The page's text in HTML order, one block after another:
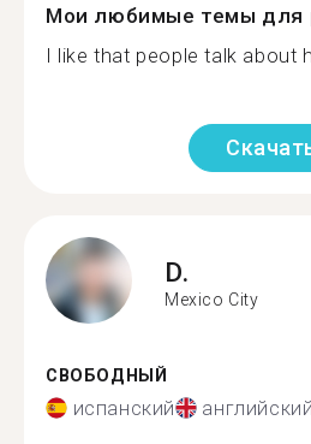
Мои любимые темы для
I like that people talk about
D.
Mexico City
СВОБОДНЫЙ
испанский английский